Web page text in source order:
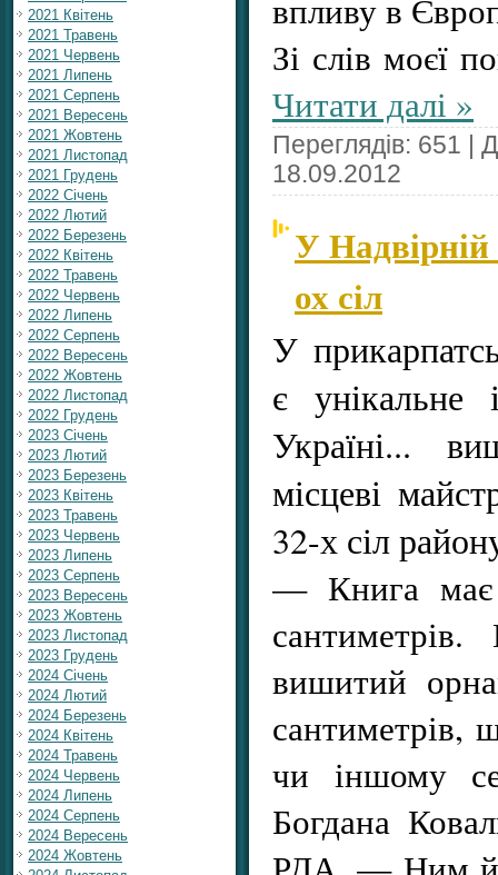
2021 Квітень
2021 Травень
2021 Червень
2021 Липень
2021 Серпень
2021 Вересень
2021 Жовтень
2021 Листопад
2021 Грудень
2022 Січень
2022 Лютий
2022 Березень
2022 Квітень
2022 Травень
2022 Червень
2022 Липень
2022 Серпень
2022 Вересень
2022 Жовтень
2022 Листопад
2022 Грудень
2023 Січень
2023 Лютий
2023 Березень
2023 Квітень
2023 Травень
2023 Червень
2023 Липень
2023 Серпень
2023 Вересень
2023 Жовтень
2023 Листопад
2023 Грудень
2024 Січень
2024 Лютий
2024 Березень
2024 Квітень
2024 Травень
2024 Червень
2024 Липень
2024 Серпень
2024 Вересень
2024 Жовтень
впливу в
Зі слів моєї
Читати далі »
Переглядів: 651 |
18.09.2012
У
ох сіл
У
є унікальне
Україні...
місцеві
32-х сіл
— Книга має
вишитий
сантиметрів,
чи іншому
Богдана